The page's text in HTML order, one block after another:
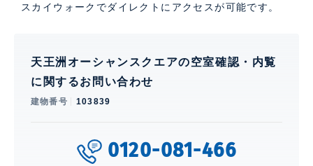
スカイウォークでダイレクトにアクセスが可能です。
天王洲オーシャンスクエアの空室確認・内覧
に関するお問い合わせ
建物番号 103839
0120-081-466